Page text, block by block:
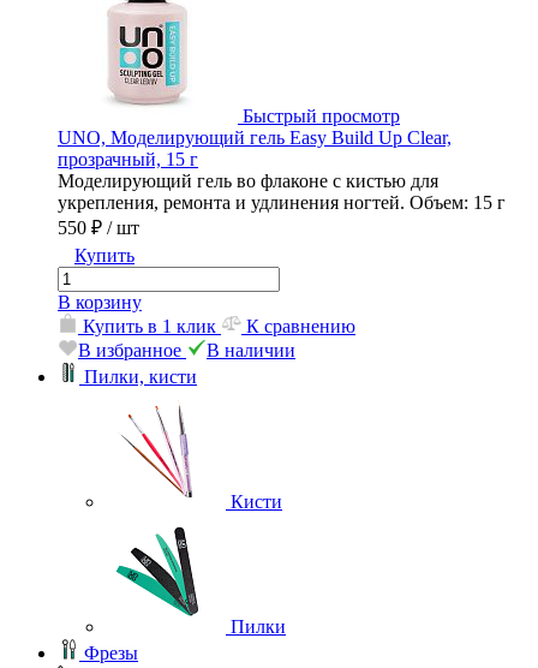
Быстрый просмотр
UNO, Моделирующий гель Easy Build Up Clear,
прозрачный, 15 г
Моделирующий гель во флаконе с кистью для
укрепления, ремонта и удлинения ногтей. Объем: 15 г
550 ₽ / шт
Купить
В корзину
Купить в 1 клик
К сравнению
В избранное
В наличии
Пилки, кисти
Кисти
Пилки
Фрезы